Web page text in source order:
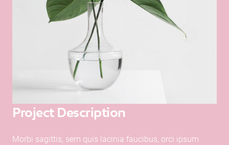
Project Description
Morbi sagittis, sem quis lacinia faucibus, orci ipsum